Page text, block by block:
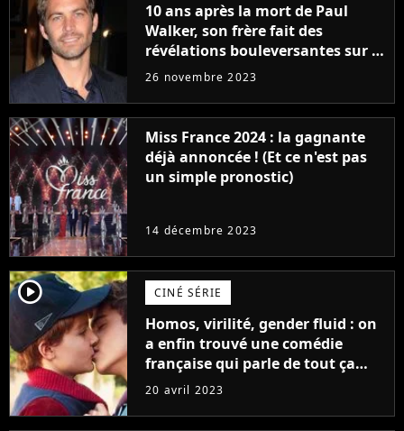
10 ans après la mort de Paul
Walker, son frère fait des
révélations bouleversantes sur la
réaction des acteurs de Fast and
26 novembre 2023
Miss France 2024 : la gagnante
déjà annoncée ! (Et ce n'est pas
un simple pronostic)
14 décembre 2023
player2 CINÉ SÉRIE
Homos, virilité, gender fluid : on
a enfin trouvé une comédie
française qui parle de tout ça
sans être super ringarde
20 avril 2023